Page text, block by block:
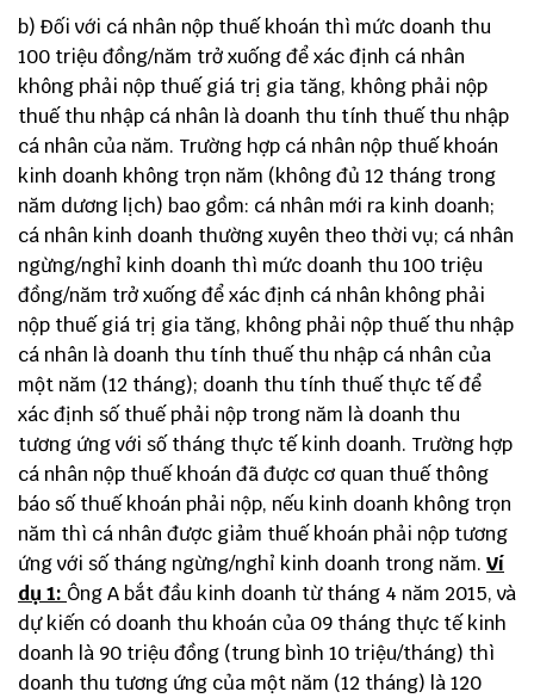
b) Đối với cá nhân nộp thuế khoán thì mức doanh thu
100 triệu đồng/năm trở xuống để xác định cá nhân
không phải nộp thuế giá trị gia tăng, không phải nộp
thuế thu nhập cá nhân là doanh thu tính thuế thu nhập
cá nhân của năm. Trường hợp cá nhân nộp thuế khoán
kinh doanh không trọn năm (không đủ 12 tháng trong
năm dương lịch) bao gồm: cá nhân mới ra kinh doanh;
cá nhân kinh doanh thường xuyên theo thời vụ; cá nhân
ngừng/nghỉ kinh doanh thì mức doanh thu 100 triệu
đồng/năm trở xuống để xác định cá nhân không phải
nộp thuế giá trị gia tăng, không phải nộp thuế thu nhập
cá nhân là doanh thu tính thuế thu nhập cá nhân của
một năm (12 tháng); doanh thu tính thuế thực tế để
xác định số thuế phải nộp trong năm là doanh thu
tương ứng với số tháng thực tế kinh doanh. Trường hợp
cá nhân nộp thuế khoán đã được cơ quan thuế thông
báo số thuế khoán phải nộp, nếu kinh doanh không trọn
năm thì cá nhân được giảm thuế khoán phải nộp tương
ứng với số tháng ngừng/nghỉ kinh doanh trong năm. Ví
dụ 1: Ông A bắt đầu kinh doanh từ tháng 4 năm 2015, và
dự kiến có doanh thu khoán của 09 tháng thực tế kinh
doanh là 90 triệu đồng (trung bình 10 triệu/tháng) thì
doanh thu tương ứng của một năm (12 tháng) là 120